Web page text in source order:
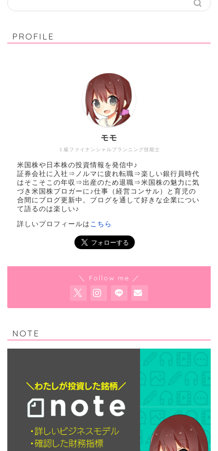
PROFILE
１級ファイナンシャルプランニング技能士
モモ
米国株や日本株の投資情報を発信中♪
証券会社に入社⇒ノルマに疲れ転職⇒楽しい銀行員時代
はそこそこの年収⇒出産のため退職⇒米国株の魅力に気
づき米国株ブロガーに♪仕事（経営コンサル）と育児の
合間にブログ更新中。ブログを通して好きな企業につい
て語るのは楽しい♪
詳しいプロフィールは こちら
＼ Follow me ／
NOTE